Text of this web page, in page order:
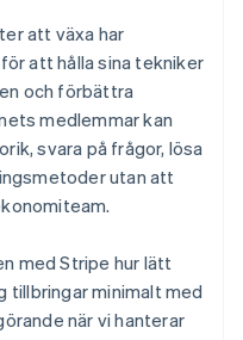
att växa har
att hålla sina tekniker
och förbättra
medlemmar kan
svara på frågor, lösa
utan att
med Stripe hur lätt
tillbringar minimalt med
när vi hanterar